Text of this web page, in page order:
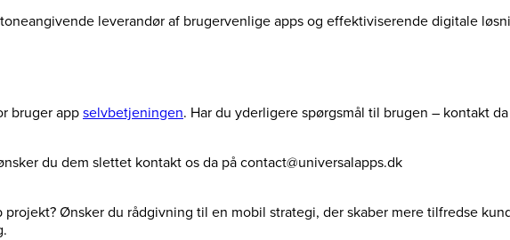
leverandør af brugervenlige apps og effektiviserende digitale
bruger appselvbetjeningen. Har du yderligere spørgsmål til brugen – kontakt
du dem slettet kontakt os da på contact@universalapps.dk
Ønsker du rådgivning til en mobil strategi, der skaber mere tilfredse